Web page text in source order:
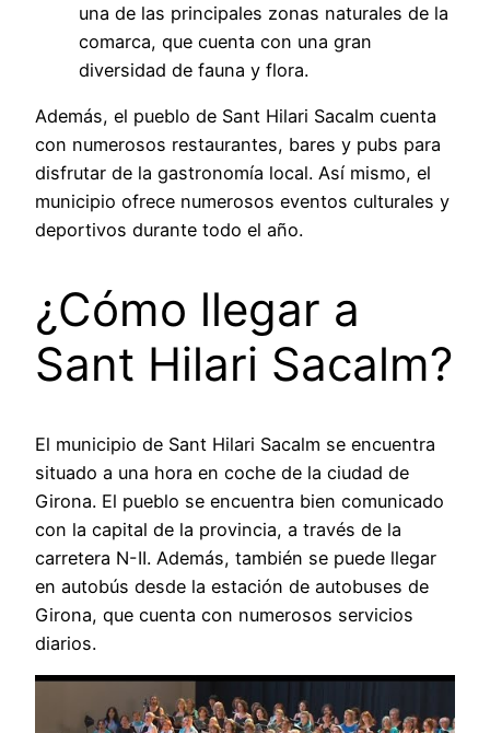
una de las principales zonas naturales de la
comarca, que cuenta con una gran
diversidad de fauna y flora.
Además, el pueblo de Sant Hilari Sacalm cuenta
con numerosos restaurantes, bares y pubs para
disfrutar de la gastronomía local. Así mismo, el
municipio ofrece numerosos eventos culturales y
deportivos durante todo el año.
¿Cómo llegar a
Sant Hilari Sacalm?
El municipio de Sant Hilari Sacalm se encuentra
situado a una hora en coche de la ciudad de
Girona. El pueblo se encuentra bien comunicado
con la capital de la provincia, a través de la
carretera N-II. Además, también se puede llegar
en autobús desde la estación de autobuses de
Girona, que cuenta con numerosos servicios
diarios.